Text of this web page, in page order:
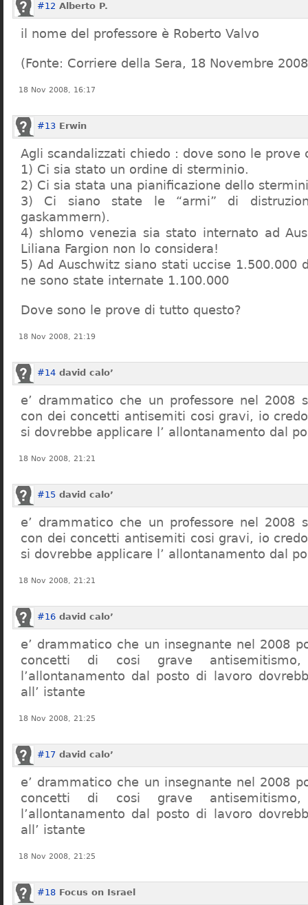
#12 Alberto P.
il nome del professore è Roberto Valvo
(Fonte: Corriere della Sera, 18 Novembre
18 Nov 2008, 16:17
#13 Erwin
Agli scandalizzati chiedo : dove sono le prove
1) Ci sia stato un ordine di sterminio.
2) Ci sia stata una pianificazione dello
3) Ci siano state le “armi” di
gaskammern).
4) shlomo venezia sia stato internato ad
Liliana Fargion non lo considera!
5) Ad Auschwitz siano stati uccise 1.500.000
ne sono state internate 1.100.000
Dove sono le prove di tutto questo?
18 Nov 2008, 21:19
#14 david calo’
e’ drammatico che un professore nel 2008
con dei concetti antisemiti cosi gravi, io
si dovrebbe applicare l’ allontanamento dal
18 Nov 2008, 21:21
#15 david calo’
e’ drammatico che un professore nel 2008
con dei concetti antisemiti cosi gravi, io
si dovrebbe applicare l’ allontanamento dal
18 Nov 2008, 21:21
#16 david calo’
e’ drammatico che un insegnante nel 2008
concetti di cosi grave
l’allontanamento dal posto di lavoro
all’ istante
18 Nov 2008, 21:25
#17 david calo’
e’ drammatico che un insegnante nel 2008
concetti di cosi grave
l’allontanamento dal posto di lavoro
all’ istante
18 Nov 2008, 21:25
#18 Focus on Israel